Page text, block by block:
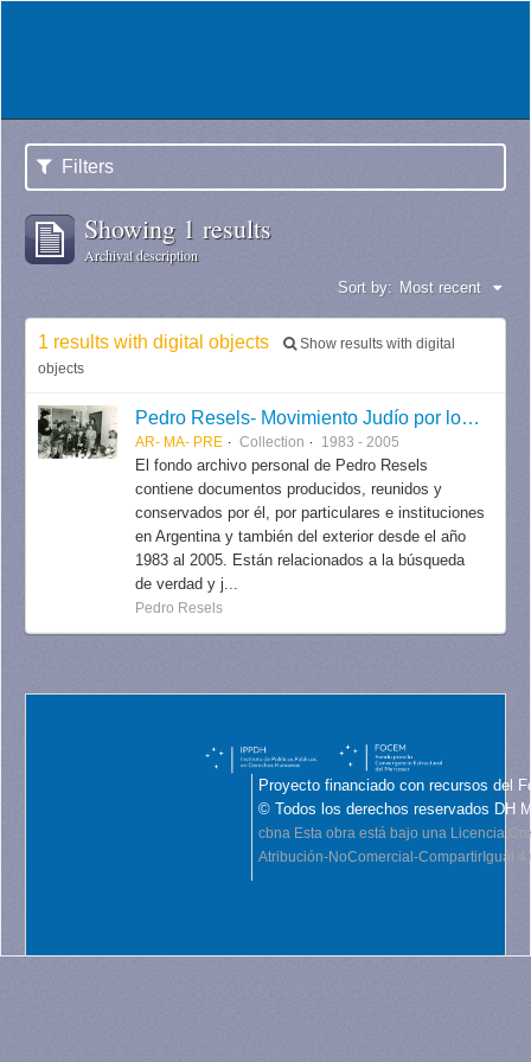
Filters
Showing 1 results
Archival description
Sort by: Most recent
1 results with digital objects
Show results with digital
objects
Pedro Resels- Movimiento Judío por los Derechos Humanos
AR- MA- PRE Collection 1983 - 2005
El fondo archivo personal de Pedro Resels
contiene documentos producidos, reunidos y
conservados por él, por particulares e instituciones
en Argentina y también del exterior desde el año
1983 al 2005. Están relacionados a la búsqueda
de verdad y j...
Pedro Resels
Proyecto financiado con recursos del
© Todos los derechos reservados DH
cbna Esta obra está bajo una Licencia
Atribución-NoComercial-CompartirIgual